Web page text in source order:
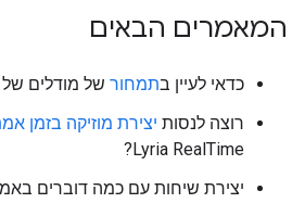
המאמרים הבאים
כדאי לעיין בתמחור של מודלים של Lyria 3.
רוצה לנסות יצירת מוזיקה בזמן
Lyria RealTime?
יצירת שיחות עם כמה דוברים